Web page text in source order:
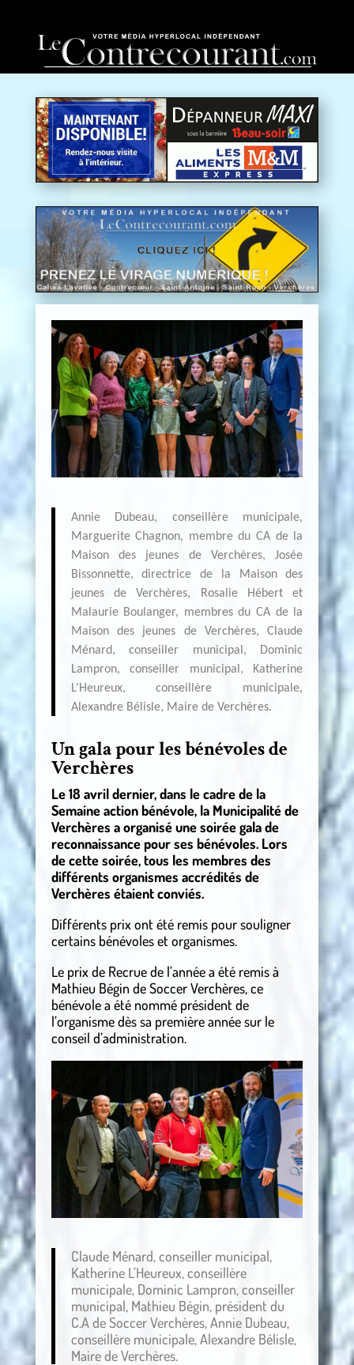
Annie Dubeau, conseillère municipale,
Marguerite Chagnon, membre du CA de la
Maison des jeunes de Verchères, Josée
Bissonnette, directrice de la Maison des
jeunes de Verchères, Rosalie Hébert et
Malaurie Boulanger, membres du CA de la
Maison des jeunes de Verchères, Claude
Ménard, conseiller municipal, Dominic
Lampron, conseiller municipal, Katherine
L’Heureux, conseillère municipale,
Alexandre Bélisle, Maire de Verchères.
Un gala pour les bénévoles de
Verchères
Le 18 avril dernier, dans le cadre de la
Semaine action bénévole, la Municipalité de
Verchères a organisé une soirée gala de
reconnaissance pour ses bénévoles. Lors
de cette soirée, tous les membres des
différents organismes accrédités de
Verchères étaient conviés.
Différents prix ont été remis pour souligner
certains bénévoles et organismes.
Le prix de Recrue de l’année a été remis à
Mathieu Bégin de Soccer Verchères, ce
bénévole a été nommé président de
l’organisme dès sa première année sur le
conseil d’administration.
Claude Ménard, conseiller municipal,
Katherine L’Heureux, conseillère
municipale, Dominic Lampron, conseiller
municipal, Mathieu Bégin, président du
C.A de Soccer Verchères, Annie Dubeau,
conseillère municipale, Alexandre Bélisle,
Maire de Verchères.